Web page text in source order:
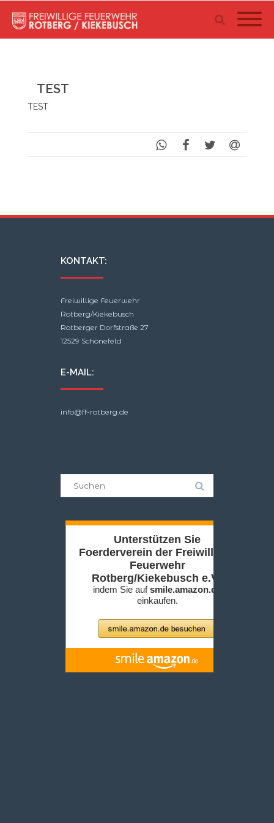
TEST
TEST
KONTAKT:
Freiwillige Feuerwehr
Rotberg/Kiekebusch
Rotberger Dorfstraße 27
12529 Schönefeld
E-MAIL:
info@ff-rotberg.de